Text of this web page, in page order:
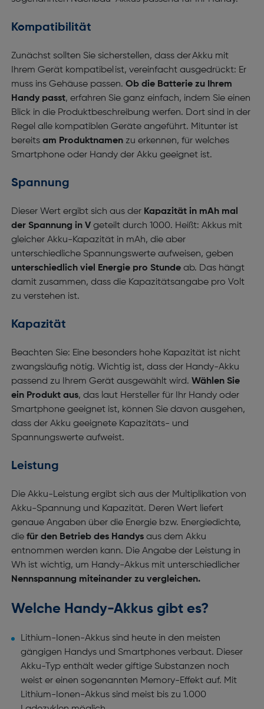
Kompatibilität
Zunächst sollten Sie sicherstellen, dass der Akku mit
Ihrem Gerät kompatibel ist, vereinfacht ausgedrückt: Er
muss ins Gehäuse passen. Ob die Batterie zu Ihrem
Handy passt, erfahren Sie ganz einfach, indem Sie einen
Blick in die Produktbeschreibung werfen. Dort sind in der
Regel alle kompatiblen Geräte angeführt. Mitunter ist
bereits am Produktnamenzu erkennen, für welches
Smartphone oder Handy der Akku geeignet ist.
Spannung
Dieser Wert ergibt sich aus der Kapazität in mAh mal
der Spannung in Vgeteilt durch 1000. Heißt: Akkus mit
gleicher Akku-Kapazität in mAh, die aber
unterschiedliche Spannungswerte aufweisen, geben
unterschiedlich viel Energie pro Stundeab. Das hängt
damit zusammen, dass die Kapazitätsangabe pro Volt
zu verstehen ist.
Kapazität
Beachten Sie: Eine besonders hohe Kapazität ist nicht
zwangsläufig nötig. Wichtig ist, dass der Handy-Akku
passend zu Ihrem Gerät ausgewählt wird. Wählen Sie
ein Produkt aus, das laut Hersteller für Ihr Handy oder
Smartphone geeignet ist, können Sie davon ausgehen,
dass der Akku geeignete Kapazitäts- und
Spannungswerte aufweist.
Leistung
Die Akku-Leistung ergibt sich aus der Multiplikation von
Akku-Spannung und Kapazität. Deren Wert liefert
genaue Angaben über die Energie bzw. Energiedichte,
die für den Betrieb des Handysaus dem Akku
entnommen werden kann. Die Angabe der Leistung in
Wh ist wichtig, um Handy-Akkus mit unterschiedlicher
Nennspannung miteinander zu vergleichen.
Welche Handy-Akkus gibt es?
Lithium-Ionen-Akkus sind heute in den meisten
gängigen Handys und Smartphones verbaut. Dieser
Akku-Typ enthält weder giftige Substanzen noch
weist er einen sogenannten Memory-Effekt auf. Mit
Lithium-Ionen-Akkus sind meist bis zu 1.000